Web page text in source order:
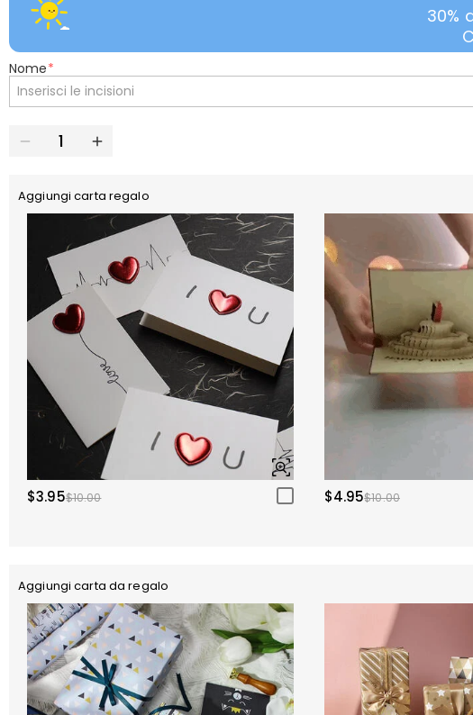
30%
Nome*
Aggiungi carta regalo
$3.95$10.00 $4.95$10.00
Aggiungi carta da regalo